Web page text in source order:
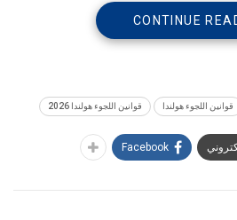
CONTINUE
قوانين اللجوء هولندا قوانين اللجوء هولندا 2026
Facebook